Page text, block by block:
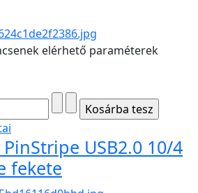
elérhető paraméterek
USB2.0 10/4
fekete